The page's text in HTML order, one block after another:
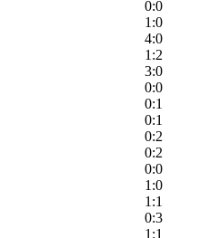
0:0
1:0
4:0
1:2
3:0
0:0
0:1
0:1
0:2
0:2
0:0
1:0
1:1
0:3
1:1